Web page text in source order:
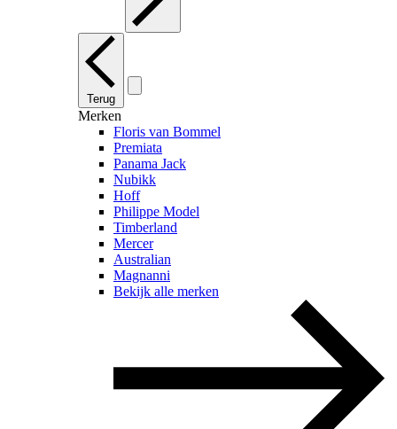
Terug
Merken
Floris van Bommel
Premiata
Panama Jack
Nubikk
Hoff
Philippe Model
Timberland
Mercer
Australian
Magnanni
Bekijk alle merken